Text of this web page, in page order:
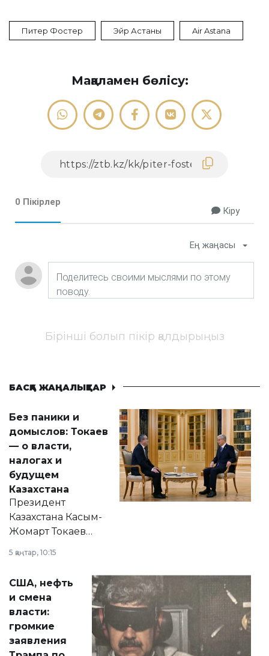
Питер Фостер Эйр Астаны Air Astana
Мақаламен бөлісу:
0 Пікірлер
Кіру
Ең жаңасы
Бірінші болып пікір қалдырыңыз
БАСҚА ЖАҢАЛЫҚТАР
Без паники и
домыслов: Токаев
— о власти,
налогах и
будущем
Казахстана
Президент
Казахстана Касым-
Жомарт Токаев
сразу несколько
актуальных тем —
от слухов о
политических
реформах до
вопросов армии,
экономики и
5 қаңтар, 10:15
США, нефть
и смена
власти:
громкие
заявления